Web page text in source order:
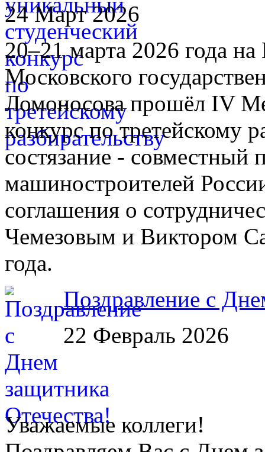
24 Март 2026
20–21 марта 2026 года
Московского
Ломоносова прошёл IV
конкурс по третейскому
состязание - совместный
машиностроителей
соглашения о
Чемезовым и Виктором
года.
Поздравление с
22 Февраль 2026
Уважаемые коллеги!